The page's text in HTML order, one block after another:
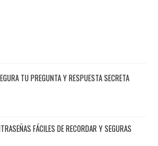
TU PREGUNTA Y RESPUESTA SECRETA
FÁCILES DE RECORDAR Y SEGURAS